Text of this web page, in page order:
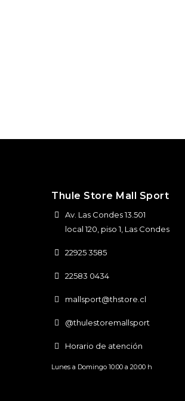
Thule Store Mall Sport
Av. Las Condes 13.501
local 120, piso 1, Las Condes
22925 3585
22583 0434
mallsport@thstore.cl
@thulestoremallsport
Horario de atención
Lunes a Domingo 10:00 a 20:00 h